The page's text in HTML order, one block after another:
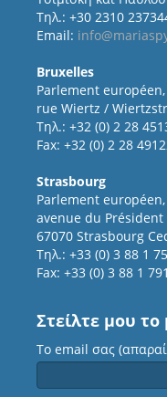
Τηλ.: +30 2310
Email:
Bruxelles
Parlement
rue Wiertz /
Τηλ.: +32 (0) 2 28
Fax: +32 (0) 2 28
Strasbourg
Parlement européen,
avenue du Président
67070 Strasbourg
Τηλ.: +33 (0) 3 88 1
Fax: +33 (0) 3 88 1
Στείλτε μου
Το email σας